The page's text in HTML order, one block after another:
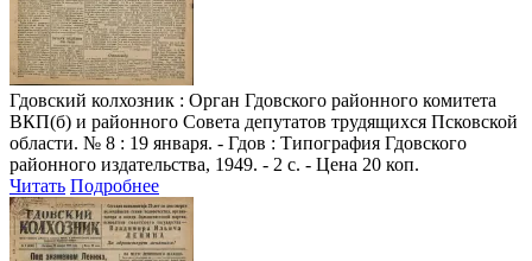
Гдовский колхозник : Орган Гдовского районного комитета
ВКП(б) и районного Совета депутатов трудящихся Псковской
области. № 8 : 19 января. - Гдов : Типография Гдовского
районного издательства, 1949. - 2 с. - Цена 20 коп.
Читать Подробнее